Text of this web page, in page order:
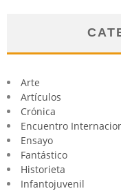
Arte
Artículos
Crónica
Encuentro
Ensayo
Fantástico
Historieta
Infantojuvenil